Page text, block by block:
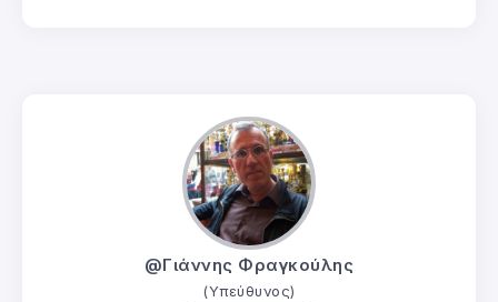
@Γιάννης Φραγκούλης
(Υπεύθυνος)